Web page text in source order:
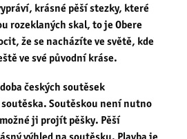
krásné pěší stezky, které
rozeklaných skal, to je Obere
že se nacházíte ve světě, kde
ve své původní kráse.
českých soutěsek
soutěska. Soutěskou není nutno
ji projít pěšky. Pěší